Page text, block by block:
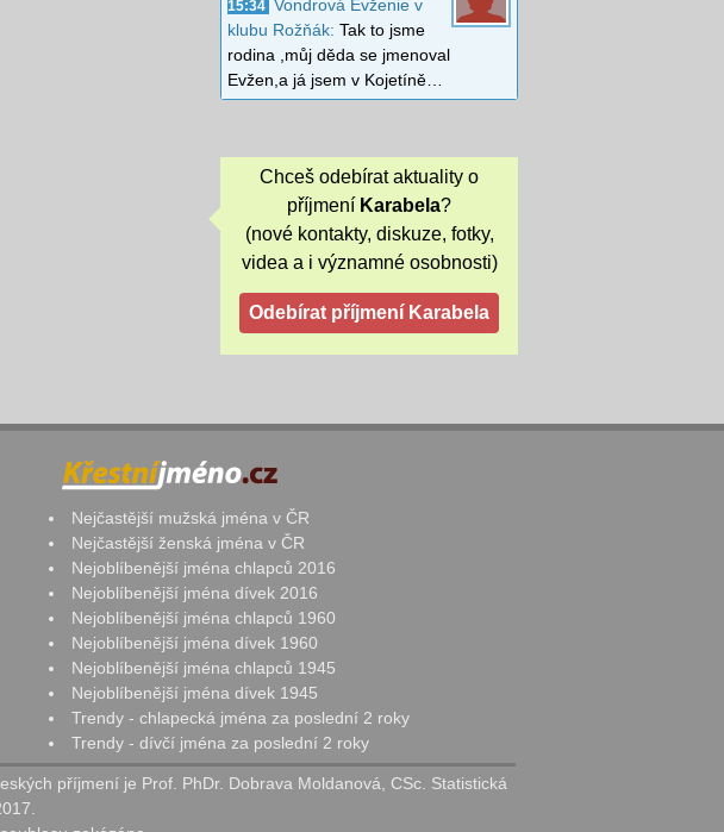
15:34 Vondrová Evženie v
klubu Rožňák: Tak to jsme
rodina ,můj děda se jmenoval
Evžen,a já jsem v Kojetíně…
Chceš odebírat aktuality o
příjmení Karabela?
(nové kontakty, diskuze, fotky,
videa a i významné osobnosti)
Nejčastější mužská jména v ČR
Nejčastější ženská jména v ČR
Nejoblíbenější jména chlapců 2016
Nejoblíbenější jména dívek 2016
Nejoblíbenější jména chlapců 1960
Nejoblíbenější jména dívek 1960
Nejoblíbenější jména chlapců 1945
Nejoblíbenější jména dívek 1945
Trendy - chlapecká jména za poslední 2 roky
Trendy - dívčí jména za poslední 2 roky
příjmení je Prof. PhDr. Dobrava Moldanová, CSc. Statistická